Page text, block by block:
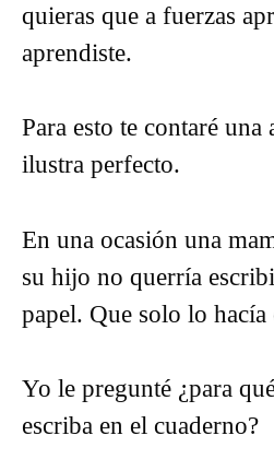
quieras que a fuerzas
aprendiste.
Para esto te contaré una
ilustra perfecto.
En una ocasión una
su hijo no querría
papel. Que solo lo
Yo le pregunté ¿para
escriba en el cuaderno?